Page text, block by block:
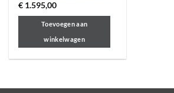
€ 1.595,00
Toevoegen aan
winkelwagen